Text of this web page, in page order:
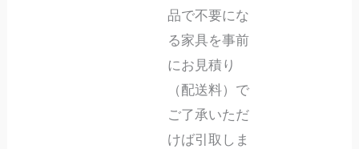
品で不要にな
る家具を事前
にお見積り
（配送料）で
ご了承いただ
けば引取しま